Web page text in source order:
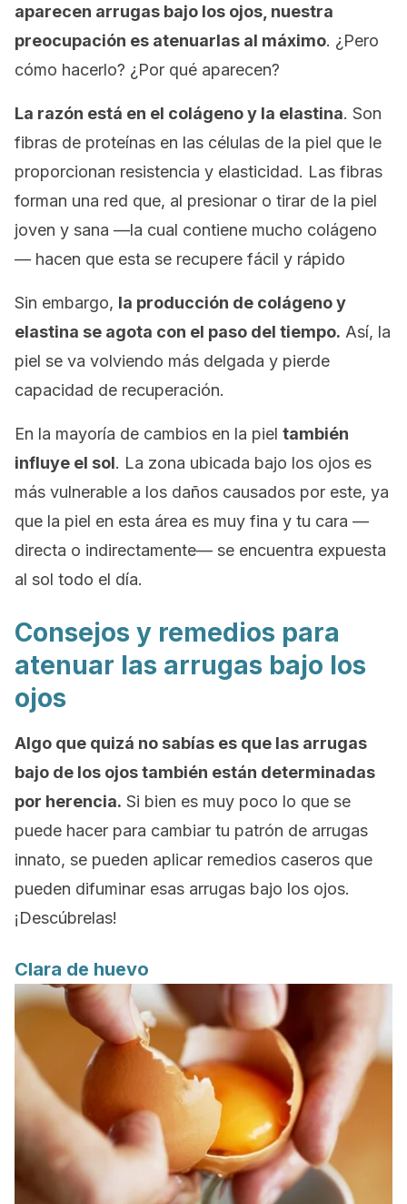
aparecen arrugas bajo los ojos, nuestra
preocupación es atenuarlas al máximo. ¿Pero
cómo hacerlo? ¿Por qué aparecen?
La razón está en el colágeno y la elastina. Son
fibras de proteínas en las células de la piel que le
proporcionan resistencia y elasticidad. Las fibras
forman una red que, al presionar o tirar de la piel
joven y sana —la cual contiene mucho colágeno
— hacen que esta se recupere fácil y rápido
Sin embargo, la producción de colágeno y
elastina se agota con el paso del tiempo. Así, la
piel se va volviendo más delgada y pierde
capacidad de recuperación.
En la mayoría de cambios en la piel también
influye el sol. La zona ubicada bajo los ojos es
más vulnerable a los daños causados por este, ya
que la piel en esta área es muy fina y tu cara —
directa o indirectamente— se encuentra expuesta
al sol todo el día.
Consejos y remedios para
atenuar las arrugas bajo los
ojos
Algo que quizá no sabías es que las arrugas
bajo de los ojos también están determinadas
por herencia. Si bien es muy poco lo que se
puede hacer para cambiar tu patrón de arrugas
innato, se pueden aplicar remedios caseros que
pueden difuminar esas arrugas bajo los ojos.
¡Descúbrelas!
Clara de huevo